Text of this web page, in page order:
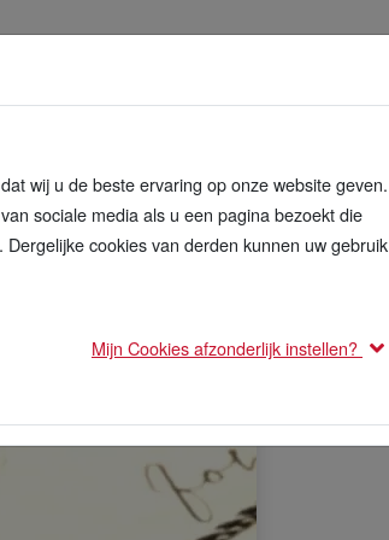
wij u de beste ervaring op onze website geven.
sociale media als u een pagina bezoekt die
cookies van derden kunnen uw gebruik
Mijn Cookies afzonderlijk instellen?